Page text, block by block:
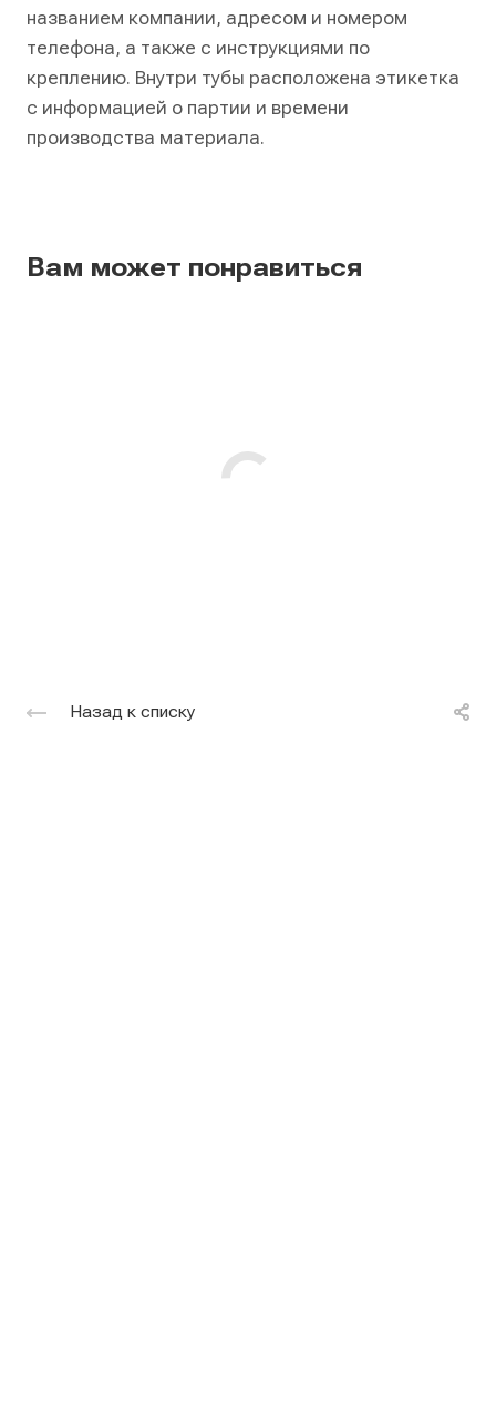
названием компании, адресом и номером
телефона, а также с инструкциями по
креплению. Внутри тубы расположена этикетка
с информацией о партии и времени
производства материала.
Вам может понравиться
Назад к списку